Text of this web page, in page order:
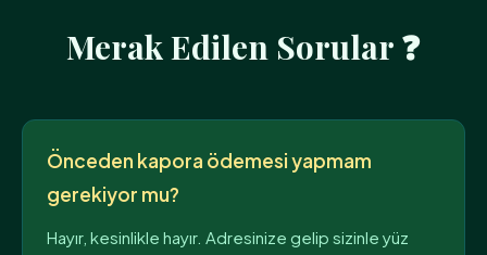
Merak Edilen Sorular ❓
Önceden kapora ödemesi yapmam
gerekiyor mu?
Hayır, kesinlikle hayır. Adresinize gelip sizinle yüz